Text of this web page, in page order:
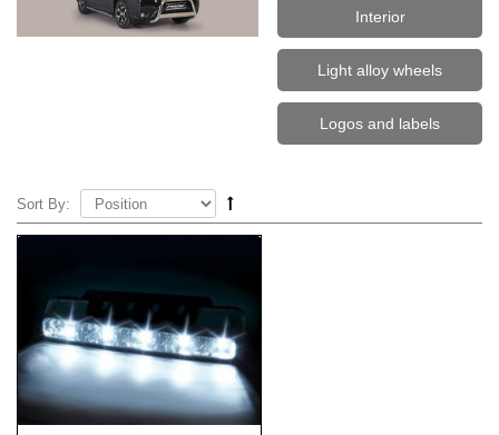
Interior
Light alloy wheels
Logos and labels
Sort By: